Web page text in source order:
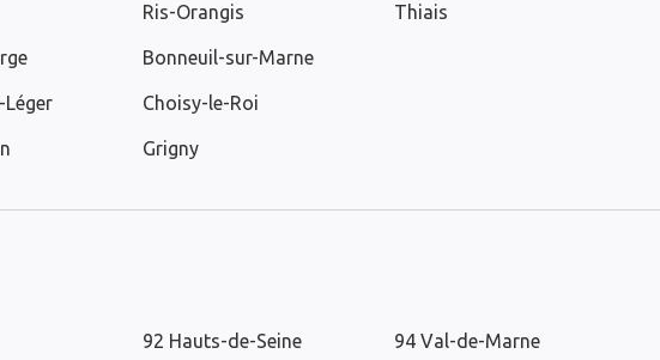
Ris-Orangis
Bonneuil-sur-Marne
Choisy-le-Roi
Grigny
Thiais
92 Hauts-de-Seine 94 Val-de-Marne